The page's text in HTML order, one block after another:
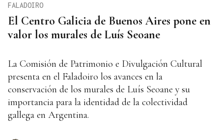
El Centro Galicia de Buenos Aires pone en
valor los murales de Luís Seoane
FALADOIRO
La Comisión de Patrimonio e Divulgación Cultural
presenta en el Faladoiro los avances en la
conservación de los murales de Luís Seoane y su
importancia para la identidad de la colectividad
gallega en Argentina.